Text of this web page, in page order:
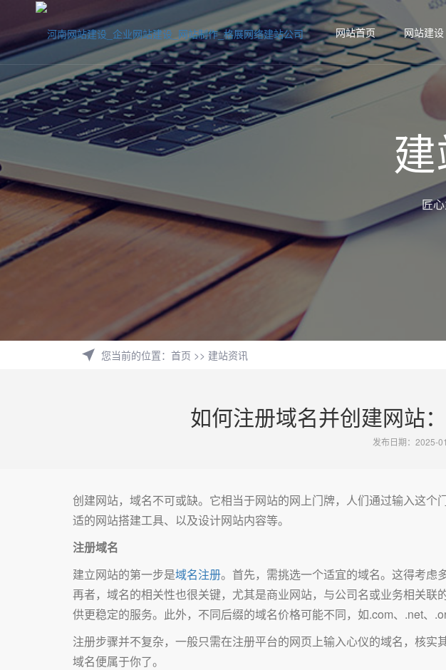
网站首页 网站建设
匠
您当前的位置： 首页 >> 建站资讯
如何注册域名并创建网站
发布日期：2025-
创建网站，域名不可或缺。它相当于网站的网上门牌，人们通过输入这
适的网站搭建工具、以及设计网站内容等。
注册域名
建立网站的第一步是域名注册。首先，需挑选一个适宜的域名。这得考虑
再者，域名的相关性也很关键，尤其是商业网站，与公司名或业务相关
供更稳定的服务。此外，不同后缀的域名价格可能不同，如.com、.net、
注册步骤并不复杂，一般只需在注册平台的网页上输入心仪的域名，核
域名便属于你了。